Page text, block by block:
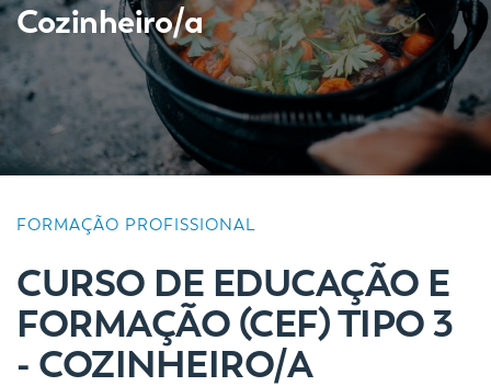
Cozinheiro/a
FORMAÇÃO PROFISSIONAL
CURSO DE EDUCAÇÃO E
FORMAÇÃO (CEF) TIPO 3
- COZINHEIRO/A